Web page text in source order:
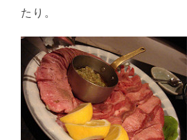
たり。